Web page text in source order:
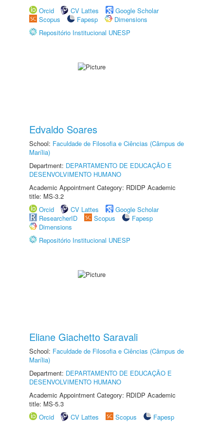
Orcid
CV Lattes
Google Scholar
Scopus
Fapesp
Dimensions
Repositório Institucional UNESP
Edvaldo Soares
School: Faculdade de Filosofia e Ciências (Câmpus de
Marília)
Department: DEPARTAMENTO DE EDUCAÇÃO E
DESENVOLVIMENTO HUMANO
Academic Appointment Category: RDIDP Academic
title: MS-3.2
Orcid
CV Lattes
Google Scholar
ResearcherID
Scopus
Fapesp
Dimensions
Repositório Institucional UNESP
Eliane Giachetto Saravali
School: Faculdade de Filosofia e Ciências (Câmpus de
Marília)
Department: DEPARTAMENTO DE EDUCAÇÃO E
DESENVOLVIMENTO HUMANO
Academic Appointment Category: RDIDP Academic
title: MS-5.3
Orcid
CV Lattes Scopus
Fapesp